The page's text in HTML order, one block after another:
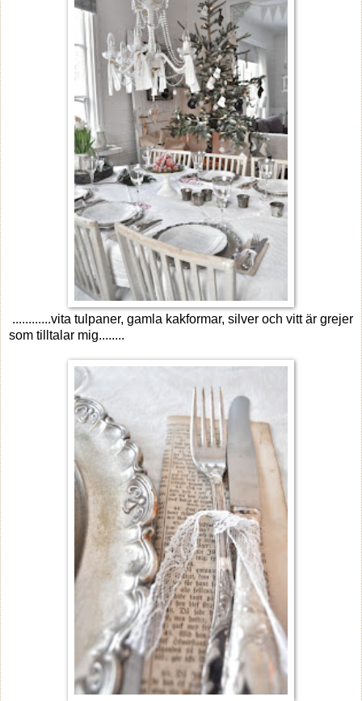
............vita tulpaner, gamla kakformar, silver och vitt är grejer
som tilltalar mig........